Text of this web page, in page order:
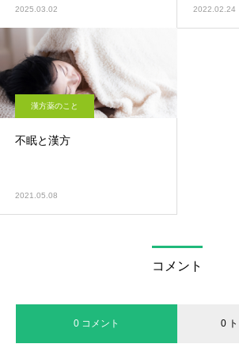
2025.03.02 2022.02.24
漢方薬のこと
不眠と漢方
2021.05.08
コメント
0 コメント 0